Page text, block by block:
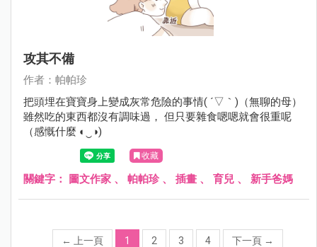
攻其不備
作者：帕帕珍
把頭埋在寶寶身上變成灰常危險的事情( ´▽｀)（無聊的母）
雖然吃的東西都沒有調味過， 但只要雜食嗯嗯就會很重呢
（感慨什麼 ◐‿◑)
收藏
關鍵字： 圖文作家 、 帕帕珍、 插畫 、 育兒 、 新手爸媽
← 上一頁 1 2 3 4 下一頁 →